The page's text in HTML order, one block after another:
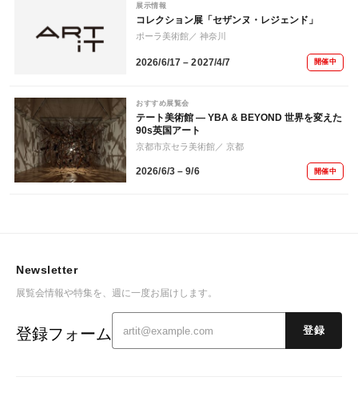
展示情報
コレクション展「セザンヌ・レジェンド」
ポーラ美術館 ／ 神奈川
2026/6/17 – 2027/4/7 開催中
おすすめ展覧会
テート美術館 ― YBA & BEYOND 世界を変えた
90s英国アート
京都市京セラ美術館／ 京都
2026/6/3 – 9/6 開催中
Newsletter
展覧会情報や特集を、週に一度お届けします。
登録フォーム 登録